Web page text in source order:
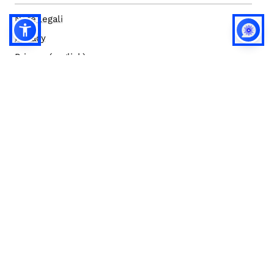
Note legali
Privacy
Privacy (english)